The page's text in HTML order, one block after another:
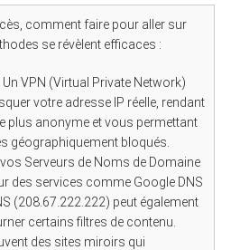
comment faire pour aller sur
se révèlent efficaces :
Un VPN (Virtual Private Network)
votre adresse IP réelle, rendant
plus anonyme et vous permettant
géographiquement bloqués.
Serveurs de Noms de Domaine
des services comme Google DNS
(208.67.222.222) peut également
certains filtres de contenu.
des sites miroirs qui